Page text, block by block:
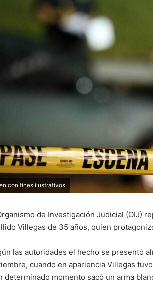
con fines ilustrativos
de Investigación Judicial (OIJ)
Villegas de 35 años, quien
las autoridades el hecho se presentó
cuando en apariencia Villegas
determinado momento sacó un arma